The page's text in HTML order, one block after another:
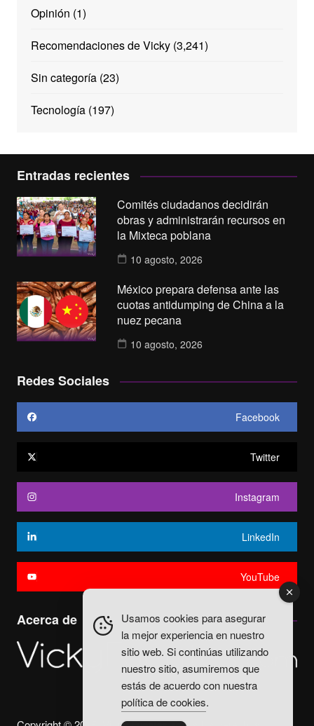
Opinión (1)
Recomendaciones de Vicky(3,241)
Sin categoría(23)
Tecnología(197)
Entradas recientes
Comités ciudadanos decidirán
obras y administrarán recursos en
la Mixteca poblana
10 agosto, 2026
México prepara defensa ante las
cuotas antidumping de China a la
nuez pecana
10 agosto, 2026
Redes Sociales
Facebook
Twitter
Instagram
LinkedIn
YouTube
Acerca de
Usamos cookies para asegurar
la mejor experiencia en nuestro
sitio web. Si continúas utilizando
nuestro sitio, asumiremos que
estás de acuerdo con nuestra
política de cookies.